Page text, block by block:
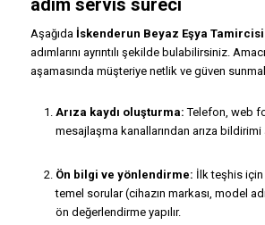
adım servis süreci
Aşağıda İskenderun Beyaz Eşya Tamircisi
adımlarını ayrıntılı şekilde bulabilirsiniz.
aşamasında müşteriye netlik ve güven
Arıza kaydı oluşturma: Telefon, web
mesajlaşma kanallarından arıza bildirimi
Ön bilgi ve yönlendirme: İlk teşhis
temel sorular (cihazın markası, model
ön değerlendirme yapılır.